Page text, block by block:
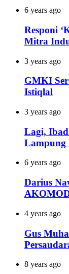
6 years ago
Responi
Mitra
3 years ago
GMKI
Istiqlal
3 years ago
Lagi,
Lampung
6 years ago
Darius
4 years ago
Gus
8 years ago